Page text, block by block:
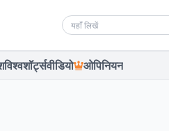
Search news
विश्वशॉर्ट्सवीडियो ओपिनियन